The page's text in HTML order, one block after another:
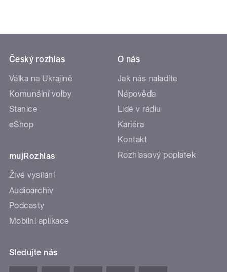
Český rozhlas
Válka na Ukrajině
Komunální volby
Stanice
eShop
mujRozhlas
Živé vysílání
Audioarchiv
Podcasty
Mobilní aplikace
O nás
Jak nás naladíte
Nápověda
Lidé v rádiu
Kariéra
Kontakt
Rozhlasový poplatek
Sledujte nás